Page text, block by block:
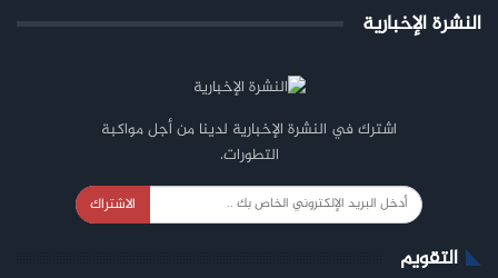
النشرة الإخبارية
اشترك في النشرة الإخبارية لدينا من أجل مواكبة
التطورات.
الاشتراك
التقويم